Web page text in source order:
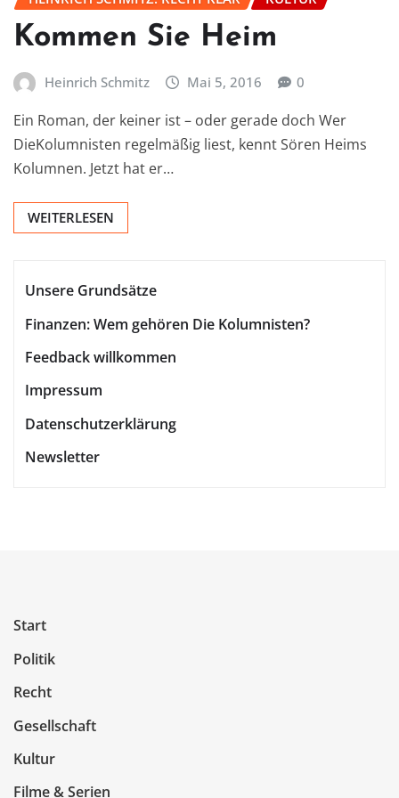
Kommen Sie Heim
Heinrich Schmitz Mai 5, 2016 0
Ein Roman, der keiner ist – oder gerade doch Wer
DieKolumnisten regelmäßig liest, kennt Sören Heims
Kolumnen. Jetzt hat er…
WEITERLESEN
Unsere Grundsätze
Finanzen: Wem gehören Die Kolumnisten?
Feedback willkommen
Impressum
Datenschutzerklärung
Newsletter
Start
Politik
Recht
Gesellschaft
Kultur
Filme & Serien